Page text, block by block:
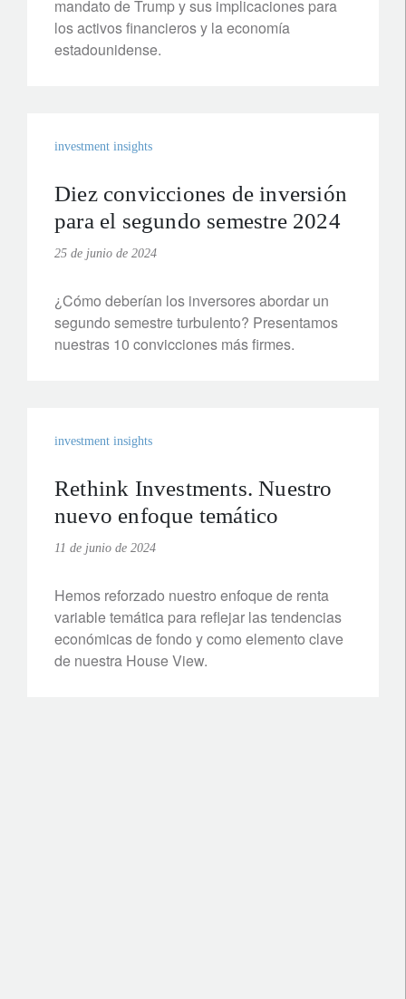
mandato de Trump y sus implicaciones para
los activos financieros y la economía
estadounidense.
investment insights
Diez convicciones de inversión
para el segundo semestre 2024
25 de junio de 2024
¿Cómo deberían los inversores abordar un
segundo semestre turbulento? Presentamos
nuestras 10 convicciones más firmes.
investment insights
Rethink Investments. Nuestro
nuevo enfoque temático
11 de junio de 2024
Hemos reforzado nuestro enfoque de renta
variable temática para reflejar las tendencias
económicas de fondo y como elemento clave
de nuestra House View.